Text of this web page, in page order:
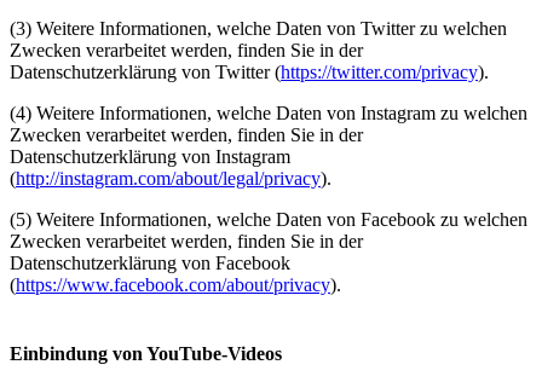
(3) Weitere Informationen, welche Daten von Twitter zu welchen
Zwecken verarbeitet werden, finden Sie in der
Datenschutzerklärung von Twitter (https://twitter.com/privacy).
(4) Weitere Informationen, welche Daten von Instagram zu welchen
Zwecken verarbeitet werden, finden Sie in der
Datenschutzerklärung von Instagram
(http://instagram.com/about/legal/privacy).
(5) Weitere Informationen, welche Daten von Facebook zu welchen
Zwecken verarbeitet werden, finden Sie in der
Datenschutzerklärung von Facebook
(https://www.facebook.com/about/privacy).
Ein­bin­dung von YouTube-Vi­de­os